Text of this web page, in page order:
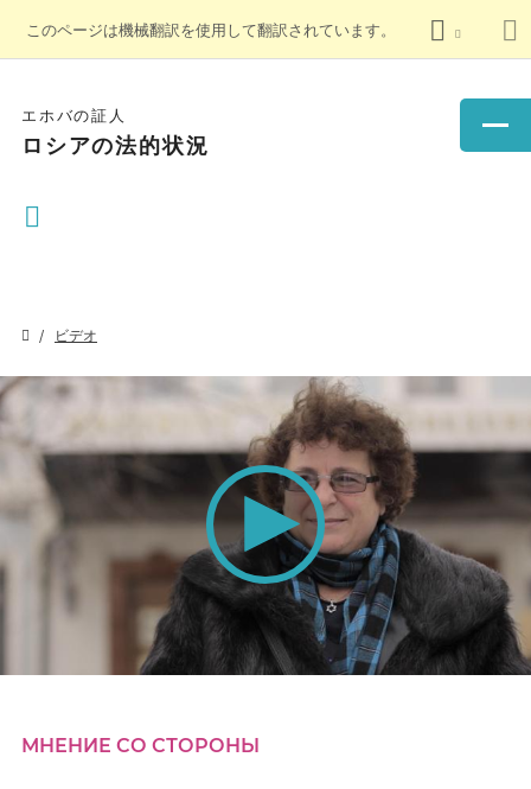
このページは機械翻訳を使用して翻訳されています。
エホバの証人
ロシアの法的状況
ビデオ
seconds
МНЕНИЕ СО СТОРОНЫ